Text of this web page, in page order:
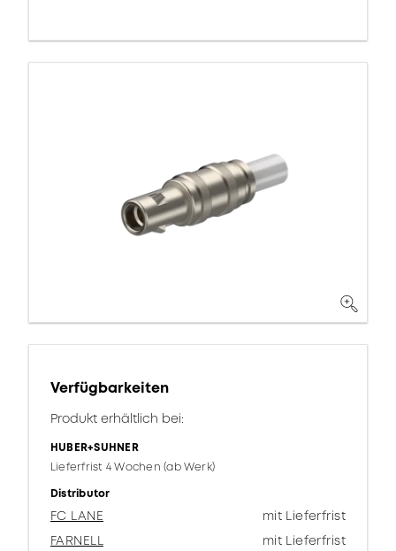
Verfügbarkeiten
Produkt erhältlich bei:
HUBER+SUHNER
Lieferfrist 4 Wochen (ab Werk)
Distributor
FC LANE
mit Lieferfrist
FARNELL
mit Lieferfrist